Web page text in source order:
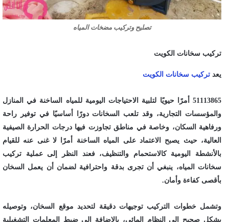
تصليح وتركيب مضخات المياه
تركيب سخانات الكويت
يعد تركيب سخانات الكويت
51113865 أمرًا حيويًا لتلبية الاحتياجات اليومية للمياه الساخنة في المنازل
والمؤسسات التجارية، وقد تلعب السخانات دورًا أساسيًا في توفير راحة
ورفاهية السكان، وخاصة في مناطق تجاوزت فيها درجات الحرارة الصيفية
العالية، حيث يصبح الاعتماد على المياه الساخنة أمرًا لا غنى عنه للقيام
بالأنشطة اليومية كالاستحمام والتنظيف، فعند النظر إلى عملية تركيب
سخانات المياه، ينبغي أن تجرى بدقة واحترافية لضمان أن يعمل السخان
بأقصى كفاءة وأمان.
وتشمل خطوات التركيب توجيهات دقيقة لتحديد موقع السخان، وتوصيله
بشكل صحيح إلى النظام المائي، بالإضافة إلى ضبط المعلمات التشغيلية